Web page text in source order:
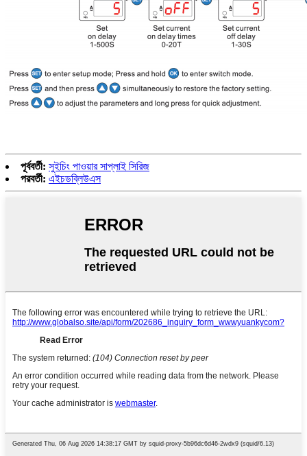
পূর্ববর্তী: সুইচিং পাওয়ার সাপ্লাই সিরিজ
পরবর্তী: এইচডব্লিউএস